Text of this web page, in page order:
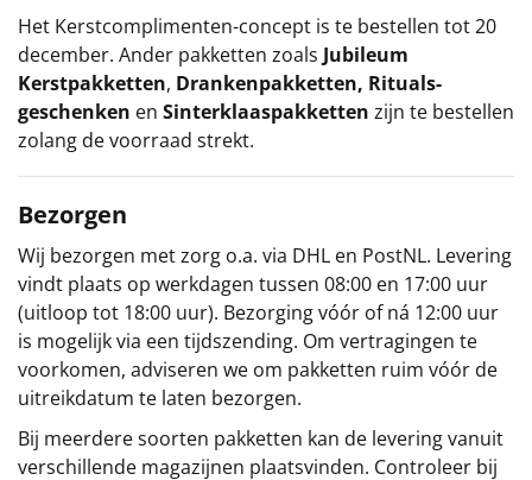
Het Kerstcomplimenten-concept is te bestellen tot 20
december. Ander pakketten zoals Jubileum
Kerstpakketten, Drankenpakketten, Rituals-
geschenken en Sinterklaaspakketten zijn te bestellen
zolang de voorraad strekt.
Bezorgen
Wij bezorgen met zorg o.a. via DHL en PostNL. Levering
vindt plaats op werkdagen tussen 08:00 en 17:00 uur
(uitloop tot 18:00 uur). Bezorging vóór of ná 12:00 uur
is mogelijk via een tijdszending. Om vertragingen te
voorkomen, adviseren we om pakketten ruim vóór de
uitreikdatum te laten bezorgen.
Bij meerdere soorten pakketten kan de levering vanuit
verschillende magazijnen plaatsvinden. Controleer bij